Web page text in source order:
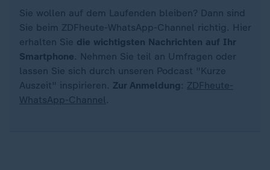
Sie wollen auf dem Laufenden bleiben? Dann sind
Sie beim ZDFheute-WhatsApp-Channel richtig. Hier
erhalten Sie die wichtigsten Nachrichten auf Ihr
Smartphone. Nehmen Sie teil an Umfragen oder
lassen Sie sich durch unseren Podcast "Kurze
Auszeit" inspirieren. Zur Anmeldung : ZDFheute-
WhatsApp-Channel.